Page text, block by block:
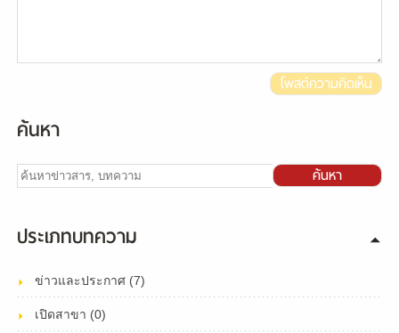
โพสต์ความคิดเห็น
ค้นหา
ค้นหา
ประเภทบทความ
ข่าวและประกาศ (7)
เปิดสาขา (0)